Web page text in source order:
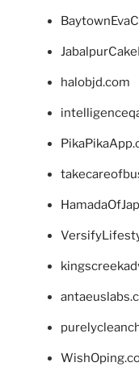
halobjd.com